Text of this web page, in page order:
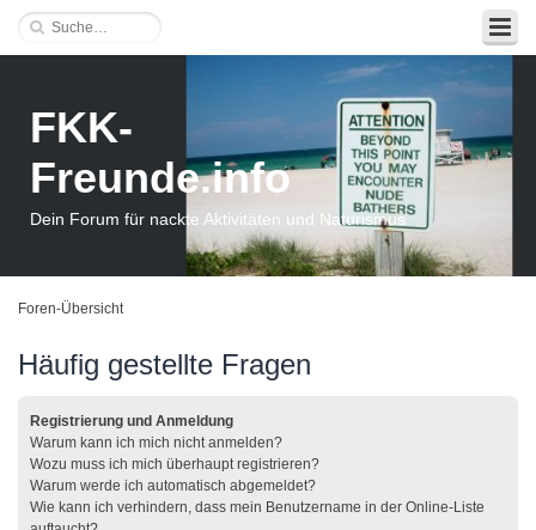
FKK-
Freunde.info
Dein Forum für nackte Aktivitäten und Naturismus
Foren-Übersicht
Häufig gestellte Fragen
Registrierung und Anmeldung
Warum kann ich mich nicht anmelden?
Wozu muss ich mich überhaupt registrieren?
Warum werde ich automatisch abgemeldet?
Wie kann ich verhindern, dass mein Benutzername in der Online-Liste